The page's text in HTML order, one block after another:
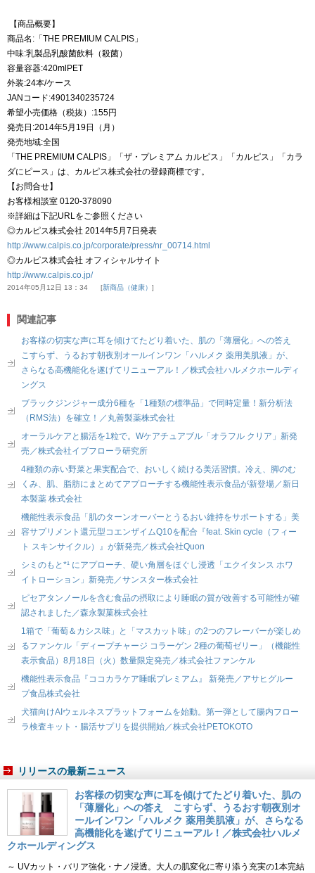
【商品概要】
商品名:「THE PREMIUM CALPIS」
中味:乳製品乳酸菌飲料（殺菌）
容量容器:420mlPET
外装:24本/ケース
JANコード:4901340235724
希望小売価格（税抜）:155円
発売日:2014年5月19日（月）
発売地域:全国
「THE PREMIUM CALPIS」「ザ・プレミアム カルピス」「カルピス」「カラ
ダにピース」は、カルピス株式会社の登録商標です。
【お問合せ】
お客様相談室 0120-378090
※詳細は下記URLをご参照ください
◎カルピス株式会社 2014年5月7日発表
http://www.calpis.co.jp/corporate/press/nr_00714.html
◎カルピス株式会社 オフィシャルサイト
http://www.calpis.co.jp/
2014年05月12日 13：34 新商品（健康）
関連記事
お客様の切実な声に耳を傾けてたどり着いた、肌の「薄層化」への答え
こすらず、うるおす朝夜別オールインワン「ハルメク 薬用美肌液」が、
さらなる高機能化を遂げてリニューアル！／株式会社ハルメクホールディ
ングス
ブラックジンジャー成分6種を「1種類の標準品」で同時定量！新分析法
（RMS法）を確立！／丸善製薬株式会社
オーラルケアと腸活を1粒で。Wケアチュアブル「オラフル クリア」新発
売／株式会社イブフローラ研究所
4種類の赤い野菜と果実配合で、おいしく続ける美活習慣。冷え、脚のむ
くみ、肌、脂肪にまとめてアプローチする機能性表示食品が新登場／新日
本製薬 株式会社
機能性表示食品「肌のターンオーバーとうるおい維持をサポートする」美
容サプリメント還元型コエンザイムQ10を配合『feat. Skin cycle（フィー
ト スキンサイクル）』が新発売／株式会社Quon
シミのもと*¹ にアプローチ、硬い角層をほぐし浸透「エクイタンス ホワ
イトローション」新発売／サンスター株式会社
ピセアタンノールを含む食品の摂取により睡眠の質が改善する可能性が確
認されました／森永製菓株式会社
1箱で「葡萄＆カシス味」と「マスカット味」の2つのフレーバーが楽しめ
るファンケル「ディープチャージ コラーゲン 2種の葡萄ゼリー」（機能性
表示食品）8月18日（火）数量限定発売／株式会社ファンケル
機能性表示食品『ココカラケア睡眠プレミアム』 新発売／アサヒグルー
プ食品株式会社
犬猫向けAIウェルネスプラットフォームを始動。第一弾として腸内フロー
ラ検査キット・腸活サプリを提供開始／株式会社PETOKOTO
リリースの最新ニュース
お客様の切実な声に耳を傾けてたどり着いた、肌の
「薄層化」への答え こすらず、うるおす朝夜別オ
ールインワン「ハルメク 薬用美肌液」が、さらなる
高機能化を遂げてリニューアル！／株式会社ハルメ
クホールディングス
～ UVカット・バリア強化・ナノ浸透。大人の肌変化に寄り添う充実の1本完結